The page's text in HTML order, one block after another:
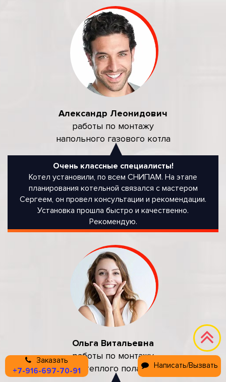
Александр Леонидович
работы по монтажу
напольного газового котла
Очень классные специалисты!
Котел установили, по всем СНИПАМ. На этапе
планирования котельной связался с мастером
Сергеем, он провел консультации и рекомендации.
Установка прошла быстро и качественно.
Рекомендую.
Ольга Витальевна
работы по монтажу
теплого пола
Заказать
+7-916-697-70-91
Написать/Вызвать